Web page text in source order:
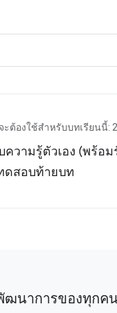
ะต้องใช้สำหรับบทเรียนนี้:
วามรู้ตัวเอง (พร้อ
ดสอบท้ายบท
ฒนาการของทุกค